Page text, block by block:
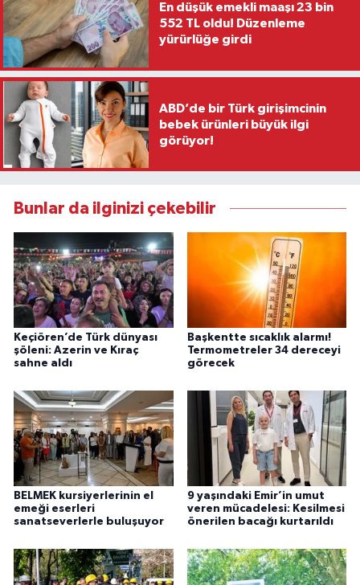
En düşük emekli maaşı 23 bin
552 TL oldu! Düzenleme
yürürlüğe girdi
ABD’de bir Türk girişimcinin
bebek ürünleri büyük ilgi
görüyor!
Bunlar da ilginizi çekebilir
Keçiören’de Türk dünyası
şöleni: Azerin ve Kıraç
sahne aldı
Başkentte sıcaklık alarmı!
Termometreler 34 dereceyi
görecek
BELMEK kursiyerlerinin el
emeği eserleri
sanatseverlerle buluşuyor
9 yaşındaki Emir’in umut
veren mücadelesi: Kesilmesi
önerilen bacağı kurtarıldı